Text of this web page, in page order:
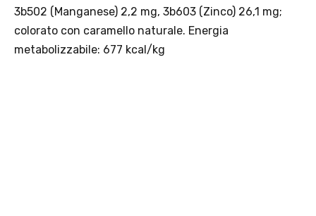
3b502 (Manganese) 2,2 mg, 3b603 (Zinco) 26,1 mg;
colorato con caramello naturale. Energia
metabolizzabile: 677 kcal/kg